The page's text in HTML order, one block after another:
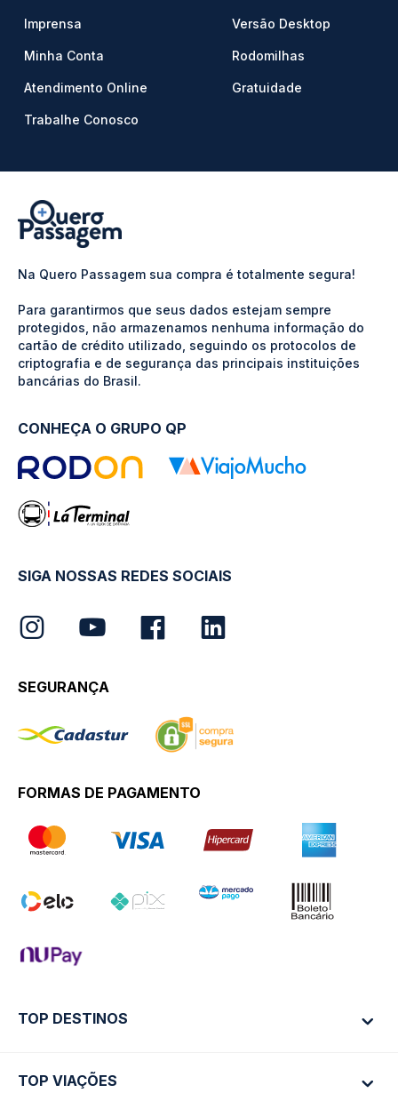
Imprensa
Minha Conta
Atendimento Online
Trabalhe Conosco
Versão Desktop
Rodomilhas
Gratuidade
Na Quero Passagem sua compra é totalmente segura!
Para garantirmos que seus dados estejam sempre
protegidos, não armazenamos nenhuma informação do
cartão de crédito utilizado, seguindo os protocolos de
criptografia e de segurança das principais instituições
bancárias do Brasil.
CONHEÇA O GRUPO QP
SIGA NOSSAS REDES SOCIAIS
SEGURANÇA
FORMAS DE PAGAMENTO
TOP DESTINOS
Ônibus Rio de Janeiro
TOP VIAÇÕES